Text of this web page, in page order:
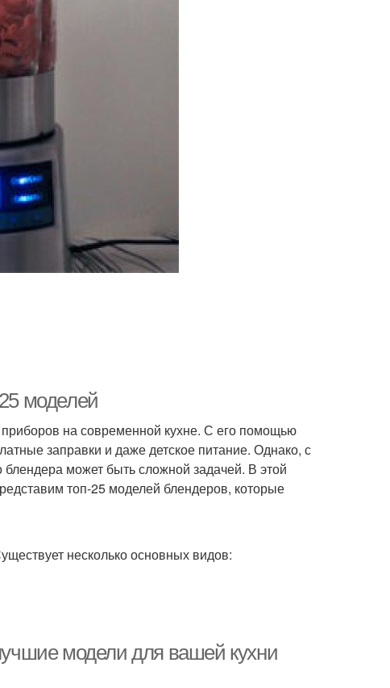
моделей
на современной кухне. С его помощью
заправки и даже детское питание. Однако, с
может быть сложной задачей. В этой
топ-25 моделей блендеров, которые
несколько основных видов:
модели для вашей кухни